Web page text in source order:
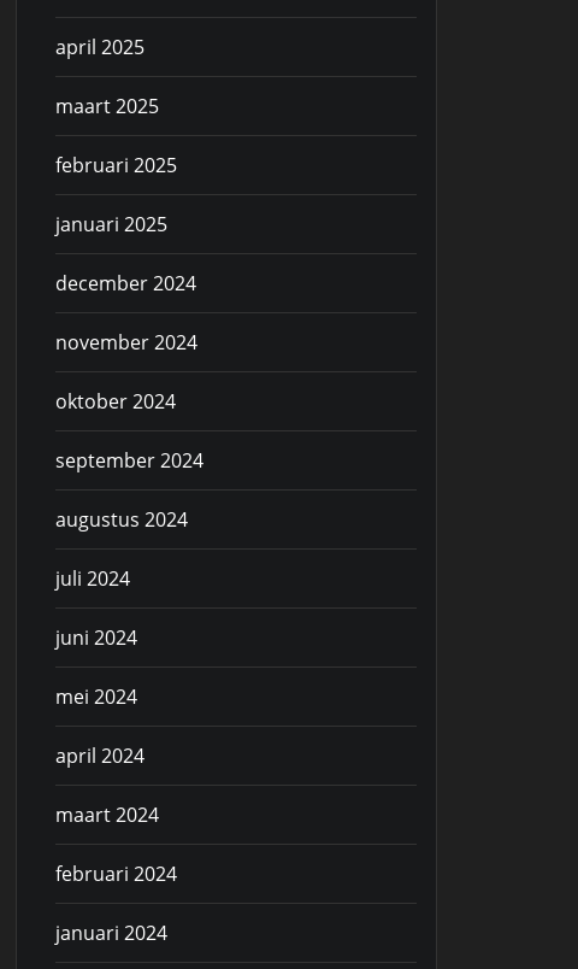
april 2025
maart 2025
februari 2025
januari 2025
december 2024
november 2024
oktober 2024
september 2024
augustus 2024
juli 2024
juni 2024
mei 2024
april 2024
maart 2024
februari 2024
januari 2024